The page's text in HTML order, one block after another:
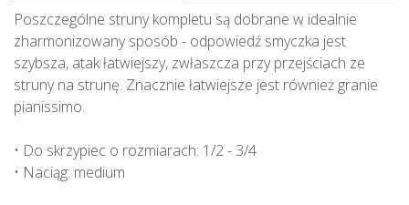
Poszczególne struny kompletu są dobrane w idealnie
zharmonizowany sposób - odpowiedź smyczka jest
szybsza, atak łatwiejszy, zwłaszcza przy przejściach ze
struny na strunę. Znacznie łatwiejsze jest również granie
pianissimo.
• Do skrzypiec o rozmiarach: 1/2 - 3/4
• Naciąg: medium